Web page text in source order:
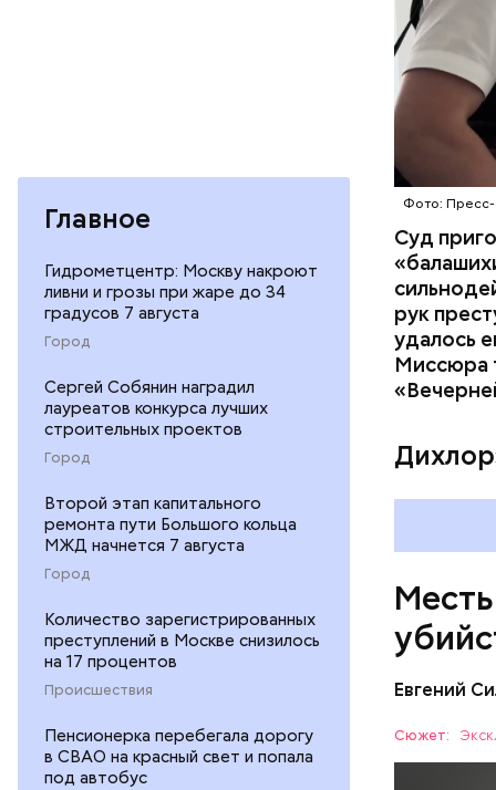
Главное
Гидрометцентр: Москву накроют
ливни и грозы при жаре до 34
градусов 7 августа
Город
Сергей Собянин наградил
лауреатов конкурса лучших
строительных проектов
Город
Второй этап капитального
ремонта пути Большого кольца
МЖД начнется 7 августа
Город
Количество зарегистрированных
преступлений в Москве снизилось
на 17 процентов
Происшествия
Пенсионерка перебегала дорогу
в СВАО на красный свет и попала
под автобус
Фото: Пресс-
Суд
рук
удалось
Миссюра
Евгений
Сюжет:
По